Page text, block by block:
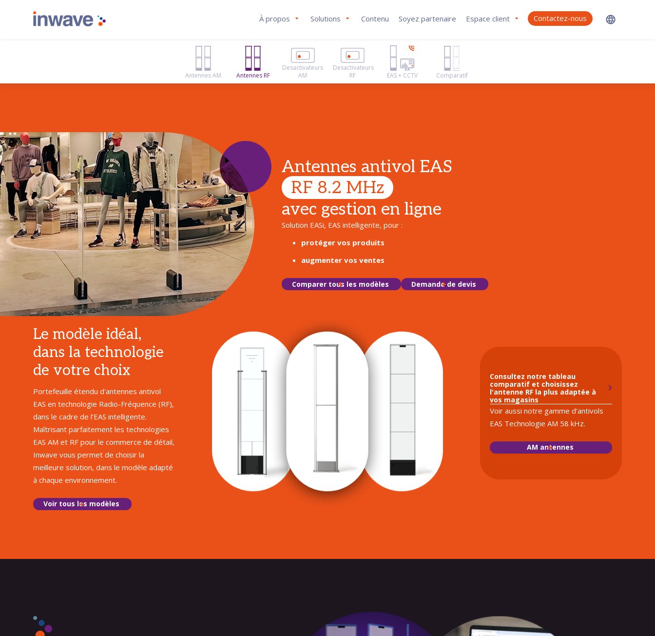
À propos Solutions Contenu Soyez partenaire Espace client Contactez-nous
Antennes AM Antennes RF
Desactivateurs
AM
Desactivateurs
RF
EAS + CCTV Comparatif
Antennes antivol EAS
RF 8.2 MHz
avec gestion en ligne
Solution EASi, EAS intelligente, pour :
protéger vos produits
augmenter vos ventes
Comparer tous les modèles Demande de devis
Le modèle idéal,
dans la technologie
de votre choix
Portefeuille étendu d'antennes antivol
EAS en technologie Radio-Fréquence (RF),
dans le cadre de l’EAS intelligente.
Maîtrisant parfaitement les technologies
EAS AM et RF pour le commerce de détail,
Inwave vous permet de choisir la
meilleure solution, dans le modèle adapté
à chaque environnement.
Voir tous les modèles
Consultez notre tableau
comparatif et choisissez
l'antenne RF la plus adaptée à
vos magasins
Voir aussi notre gamme d'antivols
EAS Technologie AM 58 kHz.
AM antennes